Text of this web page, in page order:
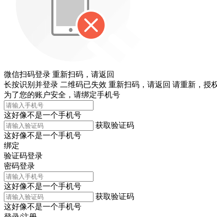
微信扫码登录 重新扫码， 请返回
长按识别并登录 二维码已失效 重新扫码， 请返回 请重新， 授
为了您的账户安全，请绑定手机号
这好像不是一个手机号
获取验证码
这好像不是一个手机号
绑定
验证码登录
密码登录
这好像不是一个手机号
获取验证码
这好像不是一个手机号